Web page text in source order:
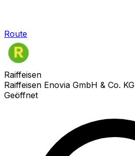
Route
Raiffeisen
Raiffeisen Enovia GmbH & Co. KG
Geöffnet